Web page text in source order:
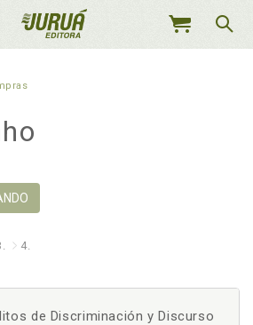
MEU
4.
de Discriminación y Discurso